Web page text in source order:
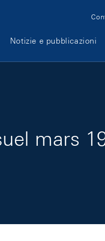
Notizie e pubblicazioni
mars